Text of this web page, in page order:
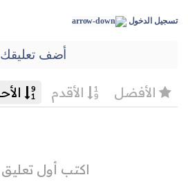
تسجيل الدخول
أضف تعليقك